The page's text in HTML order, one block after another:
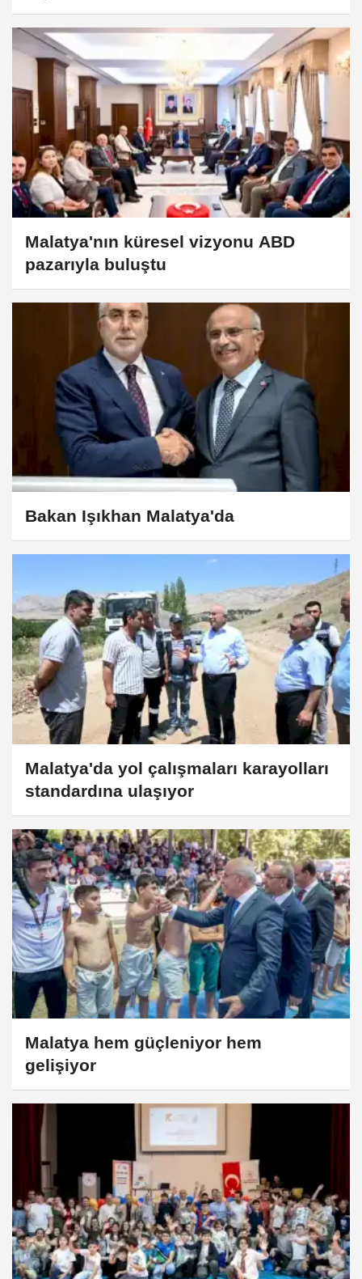
Malatya'nın küresel vizyonu ABD
pazarıyla buluştu
Bakan Işıkhan Malatya'da
Malatya'da yol çalışmaları karayolları
standardına ulaşıyor
Malatya hem güçleniyor hem
gelişiyor